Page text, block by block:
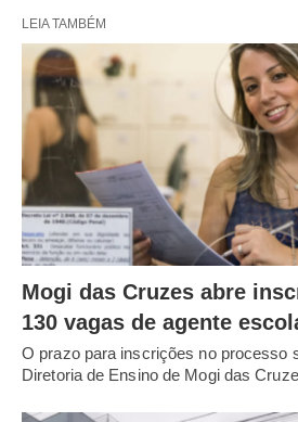
LEIA TAMBÉM
Mogi das Cruzes abre
130 vagas de agente
O prazo para inscrições no processo
Diretoria de Ensino de Mogi das